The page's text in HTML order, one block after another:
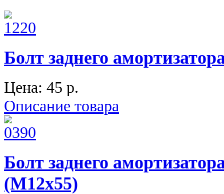
Болт заднего
Цена: 45 p.
Описание товара
Болт заднего
(М12х55)